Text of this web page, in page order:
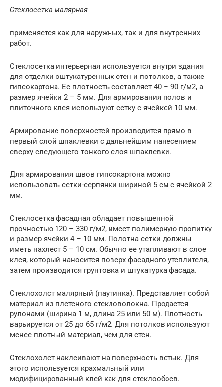
Стеклосетка малярная
применяется как для наружных, так и для внутренних
работ.
Стеклосетка интерьерная используется внутри здания
для отделки оштукатуренных стен и потолков, а также
гипсокартона. Ее плотность составляет 40 – 90 г/м2, а
размер ячейки 2 – 5 мм. Для армирования полов и
плиточного клея используют сетку с ячейкой 10 мм.
Армирование поверхностей производится прямо в
первый слой шпаклевки с дальнейшим нанесением
сверху следующего тонкого слоя шпаклевки.
Для армирования швов гипсокартона можно
использовать сетки-серпянки шириной 5 см с ячейкой 2
мм.
Стеклосетка фасадная обладает повышенной
прочностью 120 – 330 г/м2, имеет полимерную пропитку
и размер ячейки 4 – 10 мм. Полотна сетки должны
иметь нахлест 5 – 10 см. Обычно ее утапливают в слое
клея, который наносится поверх фасадного утеплителя,
затем производится грунтовка и штукатурка фасада.
Стеклохолст малярный (паутинка). Представляет собой
материал из плетеного стекловолокна. Продается
рулонами (ширина 1 м, длина 25 или 50 м). Плотность
варьируется от 25 до 65 г/м2. Для потолков используют
менее плотный материал, чем для стен.
Стеклохолст наклеивают на поверхность встык. Для
этого используется крахмальный или
модифицированный клей как для стеклообоев.